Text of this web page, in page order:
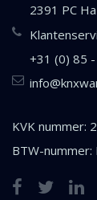
2391 PC
+31 (0) 85
KVK nummer:
BTW-nummer: